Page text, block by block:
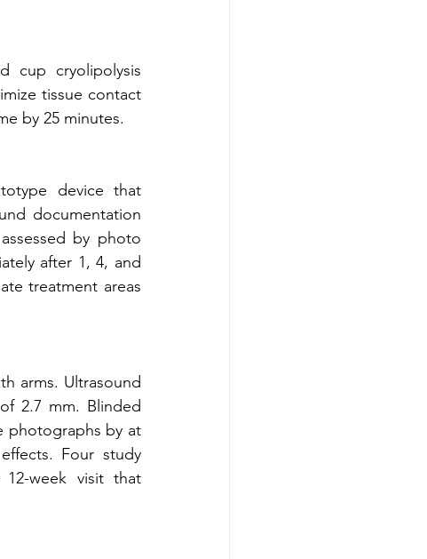
cup cryolipolysis
tissue contact
by 25 minutes.
device that
documentation
by photo
after 1, 4, and
treatment areas
arms. Ultrasound
2.7 mm. Blinded
photographs by at
Four study
week visit that